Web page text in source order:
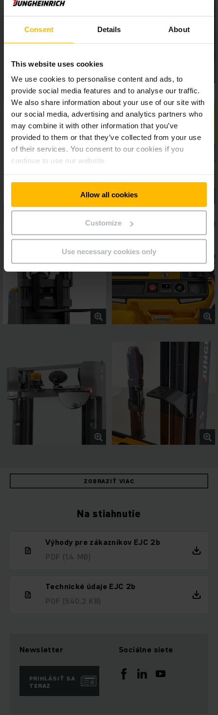
Consent Details About
This website uses cookies
We use cookies to personalise content and ads, to
provide social media features and to analyse our traffic.
We also share information about your use of our site with
our social media, advertising and analytics partners who
may combine it with other information that you’ve
provided to them or that they’ve collected from your use
of their services. You consent to our cookies if you
continue to use our website.
Allow all cookies
Customize
Use necessary cookies only
presné uskladňovanie. Tak prispieva aj motor zdvihového
mechanizmu k neúnavnej a bezpečnej práci.
ZOBRAZIŤ VIAC
Na stiahnutie
Výhody pre zákazníkov EJC 2b
PDF (1,4 MB)
Technické údaje EJC 2b
PDF (540,2 KB)
Newsletter
PRIHLÁSIŤ SA
TERAZ
Sociálne siete